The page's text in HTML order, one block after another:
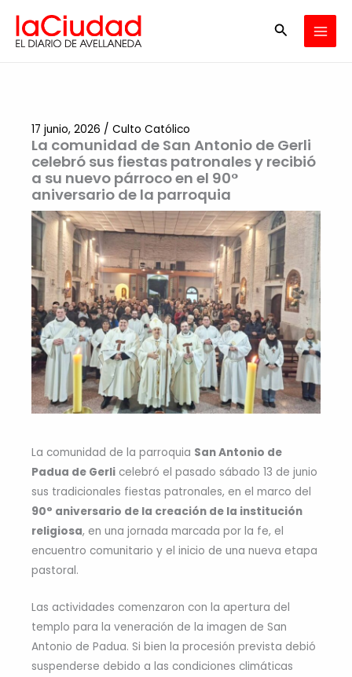
contenido
Buscar
La comunidad de San Antonio de Gerli
celebró sus fiestas patronales y recibió
a su nuevo párroco en el 90°
aniversario de la parroquia
17 junio, 2026 / Culto Católico
La comunidad de la parroquia San Antonio de
Padua de Gerli celebró el pasado sábado 13 de junio
sus tradicionales fiestas patronales, en el marco del
90° aniversario de la creación de la institución
religiosa, en una jornada marcada por la fe, el
encuentro comunitario y el inicio de una nueva etapa
pastoral.
Las actividades comenzaron con la apertura del
templo para la veneración de la imagen de San
Antonio de Padua. Si bien la procesión prevista debió
suspenderse debido a las condiciones climáticas